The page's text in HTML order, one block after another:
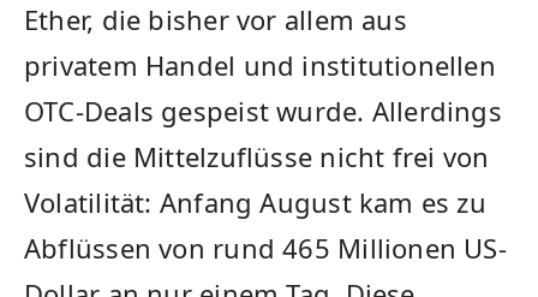
Ether, die bisher vor allem aus
privatem Handel und institutionellen
OTC-Deals gespeist wurde. Allerdings
sind die Mittelzuflüsse nicht frei von
Volatilität: Anfang August kam es zu
Abflüssen von rund 465 Millionen US-